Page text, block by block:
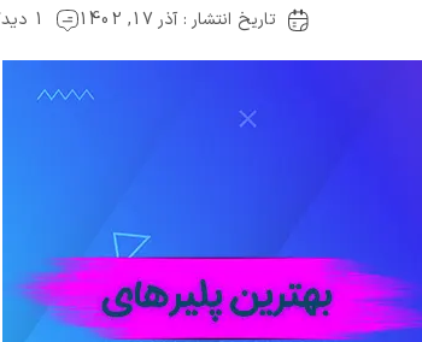
تاریخ انتشار : آذر 17, 1402 1 دیدگاه